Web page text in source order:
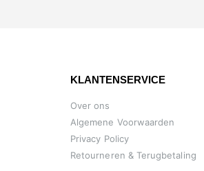
KLANTENSERVICE
Over ons
Algemene Voorwaarden
Privacy Policy
Retourneren & Terugbetaling